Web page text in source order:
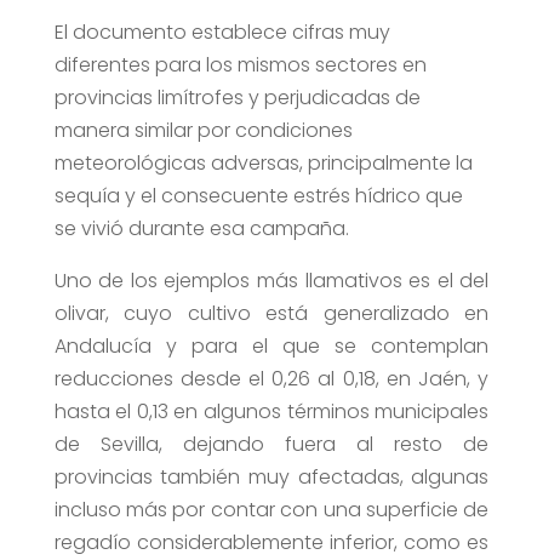
El documento establece cifras muy
diferentes para los mismos sectores en
provincias limítrofes y perjudicadas de
manera similar por condiciones
meteorológicas adversas, principalmente la
sequía y el consecuente estrés hídrico que
se vivió durante esa campaña.
Uno de los ejemplos más llamativos es el del
olivar, cuyo cultivo está generalizado en
Andalucía y para el que se contemplan
reducciones desde el 0,26 al 0,18, en Jaén, y
hasta el 0,13 en algunos términos municipales
de Sevilla, dejando fuera al resto de
provincias también muy afectadas, algunas
incluso más por contar con una superficie de
regadío considerablemente inferior, como es